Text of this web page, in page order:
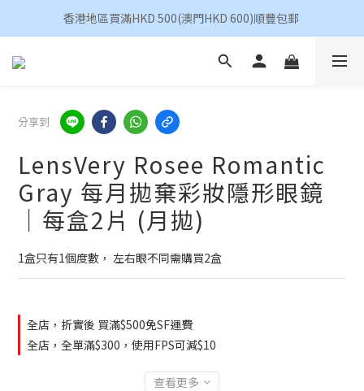
香港地區買滿HKD 500(澳門HKD 600)順豐包郵
香港地區買滿HKD 500(澳門HKD 600)順豐包郵
昆凌 Quinlivan 日拋 任選 $360/4盒
分享到
LensVery Rosee Romantic
Gray 每月拋棄彩妝隱形眼鏡
｜每盒2片 (月拋)
1盒只有1個度數， 左右眼不同需購買2盒
全店，折實後 買滿$500免SF運費
全店，全單滿$300，使用FPS可減$10
查看更多